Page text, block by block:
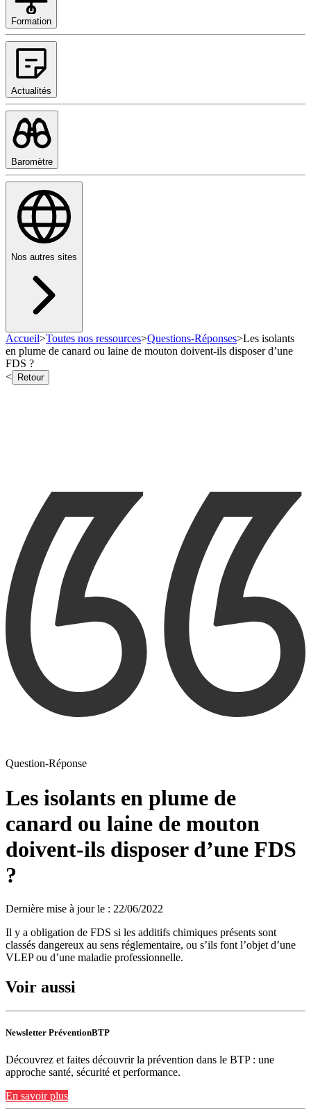
Formation
Actualités
Baromètre
Nos autres sites
Accueil>Toutes nos ressources>Questions-Réponses>Les isolants
en plume de canard ou laine de mouton doivent-ils disposer d’une
FDS ?
<
Retour
Question-Réponse
Les isolants en plume de
canard ou laine de mouton
doivent-ils disposer d’une FDS
?
Dernière mise à jour le : 22/06/2022
Il y a obligation de FDS si les additifs chimiques présents sont
classés dangereux au sens réglementaire, ou s’ils font l’objet d’une
VLEP ou d’une maladie professionnelle.
Voir aussi
Newsletter PréventionBTP
Découvrez et faites découvrir la prévention dans le BTP : une
approche santé, sécurité et performance.
En savoir plus